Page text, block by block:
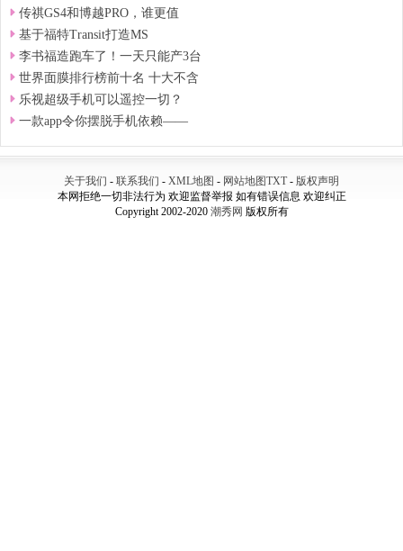
传祺GS4和博越PRO，谁更值
基于福特Transit打造MS
李书福造跑车了！一天只能产3台
世界面膜排行榜前十名 十大不含
乐视超级手机可以遥控一切？
一款app令你摆脱手机依赖——
关于我们 - 联系我们 - XML地图 - 网站地图TXT- 版权声明
本网拒绝一切非法行为 欢迎监督举报 如有错误信息 欢迎纠正
Copyright 2002-2020 潮秀网 版权所有